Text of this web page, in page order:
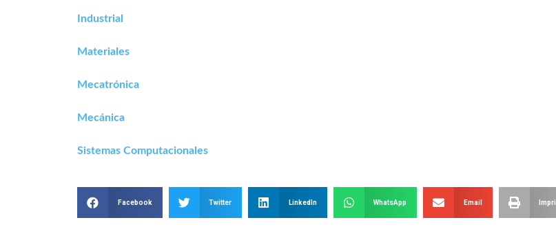
Industrial
Materiales
Mecatrónica
Mecánica
Sistemas Computacionales
Facebook Twitter LinkedIn WhatsApp Email